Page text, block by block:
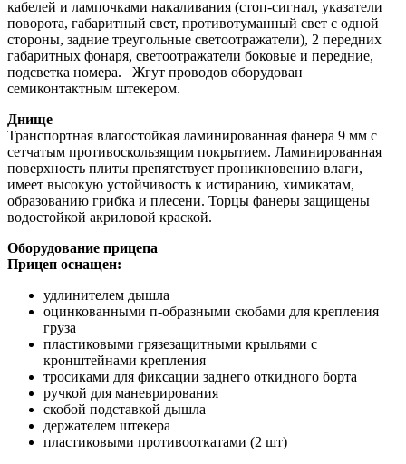
кабелей и лампочками накаливания (стоп-сигнал, указатели
поворота, габаритный свет, противотуманный свет с одной
стороны, задние треугольные светоотражатели), 2 передних
габаритных фонаря, светоотражатели боковые и передние,
подсветка номера. Жгут проводов оборудован
семиконтактным штекером.
Днище
Транспортная влагостойкая ламинированная фанера 9 мм с
сетчатым противоскользящим покрытием. Ламинированная
поверхность плиты препятствует проникновению влаги,
имеет высокую устойчивость к истиранию, химикатам,
образованию грибка и плесени. Торцы фанеры защищены
водостойкой акриловой краской.
Оборудование прицепа
Прицеп оснащен:
удлинителем дышла
оцинкованными п-образными скобами для крепления
груза
пластиковыми грязезащитными крыльями с
кронштейнами крепления
тросиками для фиксации заднего откидного борта
ручкой для маневрирования
скобой подставкой дышла
держателем штекера
пластиковыми противооткатами (2 шт)